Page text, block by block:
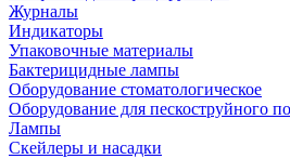
Журналы
Индикаторы
Упаковочные материалы
Бактерицидные лампы
Оборудование стоматологическое
Оборудование для пескоструйного
Лампы
Скейлеры и насадки